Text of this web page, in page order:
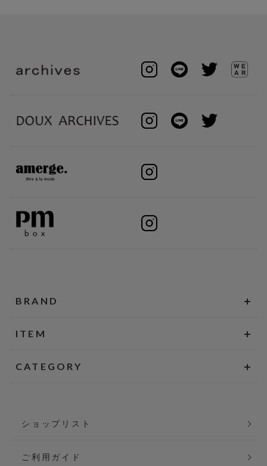
BRAND
ITEM
CATEGORY
ショップリスト
ご利用ガイド